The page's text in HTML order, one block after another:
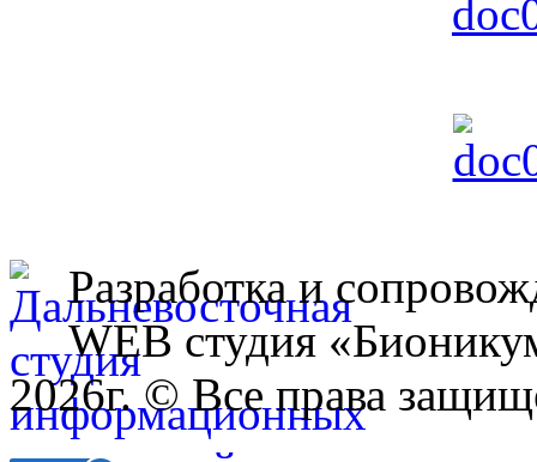
Разработка и
WEB студия
2026г. © Все права